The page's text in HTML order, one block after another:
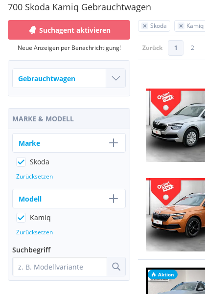
700 Skoda Kamiq Gebrauchtwagen
Skoda Kamiq
Zurück 1 2
Aktion
Suchagent aktivieren
Neue Anzeigen per Benachrichtigung!
MARKE & MODELL
Marke
Skoda
Zurücksetzen
Modell
Kamiq
Zurücksetzen
Suchbegriff